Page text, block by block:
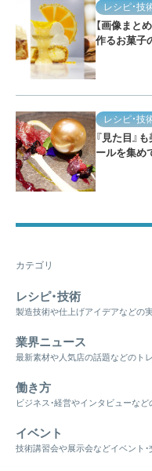
レシピ・技
【画像まと
作るお菓子
レシピ・技
『見た目』
ールを集め
カテゴリ
レシピ・技術
製造技術や仕上げアイデアなどの
業界ニュース
最新素材や人気店の話題などのト
働き方
ビジネス・経営やインタビューな
イベント
技術講習会や展示会などイベント・